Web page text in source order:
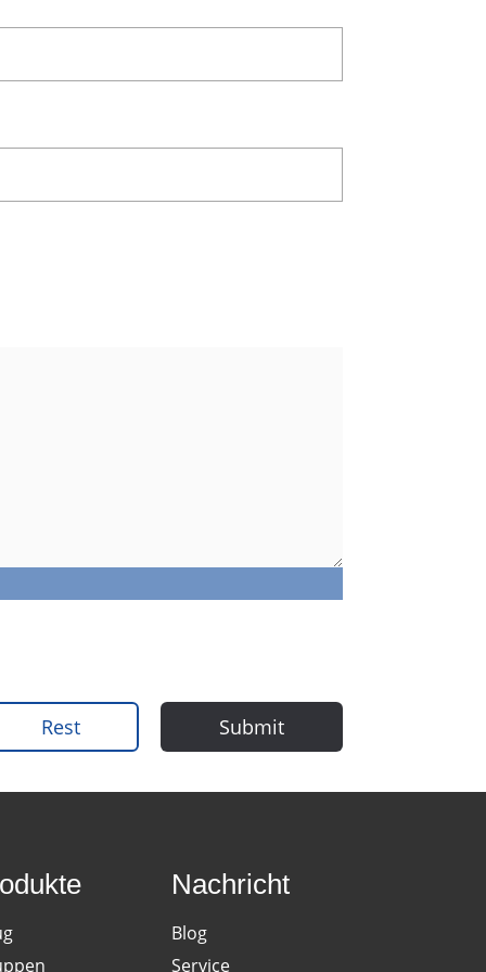
Rest Submit
Nachricht
Blog
Service